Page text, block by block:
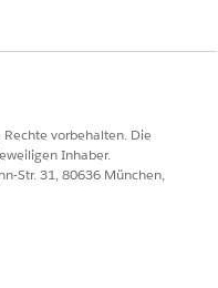
DIESES ARTIKELS
uns verbessern können.
Nein
vorbehalten. Die
Inhaber.
Str. 31, 80636 München,